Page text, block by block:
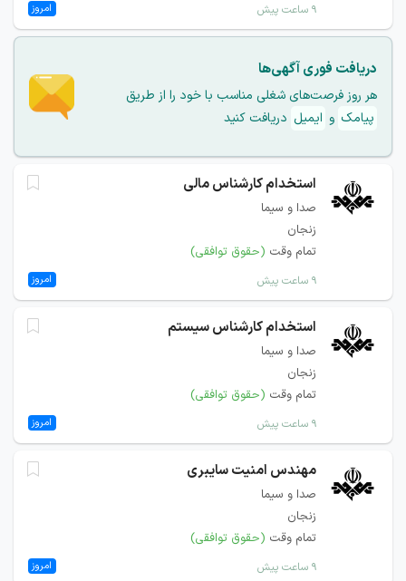
۹ ساعت پیش امروز
دریافت فوری آگهی‌ها
هر روز فرصت‌های شغلی مناسب با خود را از طریق
پیامک و ایمیل دریافت کنید
استخدام کارشناس مالی
صدا و سیما
زنجان
تمام وقت (حقوق توافقی)
۹ ساعت پیش امروز
استخدام کارشناس سیستم
صدا و سیما
زنجان
تمام وقت (حقوق توافقی)
۹ ساعت پیش امروز
مهندس امنیت سایبری
صدا و سیما
زنجان
تمام وقت (حقوق توافقی)
۹ ساعت پیش امروز